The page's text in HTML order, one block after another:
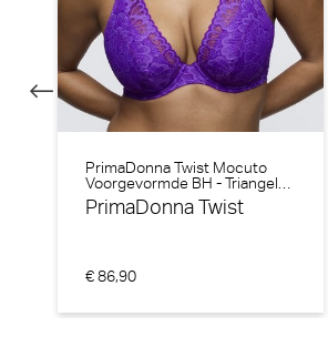
PrimaDonna Twist Mocuto
Voorgevormde BH - Triangel
BH (Italian Acai)
PrimaDonna Twist
€ 86,90